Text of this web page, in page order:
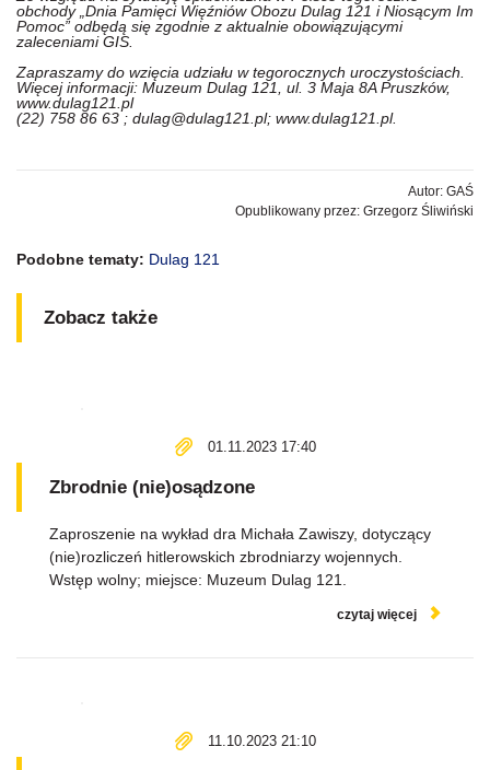
obchody „Dnia Pamięci Więźniów Obozu Dulag 121 i Niosącym Im
Pomoc” odbędą się zgodnie z aktualnie obowiązującymi
zaleceniami GIS.
Zapraszamy do wzięcia udziału w tegorocznych uroczystościach.
Więcej informacji: Muzeum Dulag 121, ul. 3 Maja 8A Pruszków,
www.dulag121.pl
(22) 758 86 63 ; dulag@dulag121.pl; www.dulag121.pl.
Autor: GAŚ
Opublikowany przez: Grzegorz Śliwiński
Podobne tematy: Dulag 121
Zobacz także
01.11.2023 17:40
Zbrodnie (nie)osądzone
Zaproszenie na wykład dra Michała Zawiszy, dotyczący
(nie)rozliczeń hitlerowskich zbrodniarzy wojennych.
Wstęp wolny; miejsce: Muzeum Dulag 121.
czytaj więcej
11.10.2023 21:10